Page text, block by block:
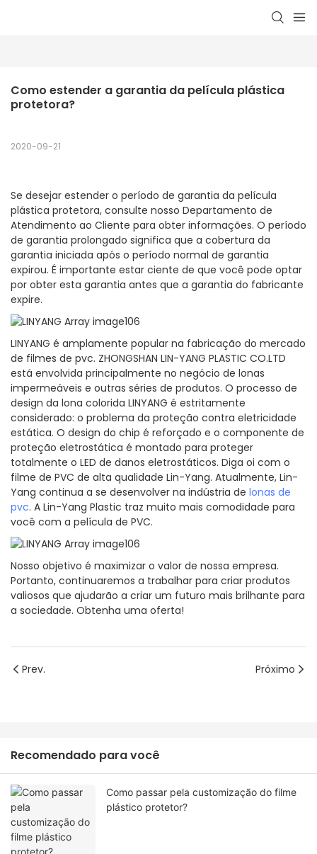
Como estender a garantia da película plástica
protetora?
2020-09-21
Se desejar estender o período de garantia da película
plástica protetora, consulte nosso Departamento de
Atendimento ao Cliente para obter informações. O período
de garantia prolongado significa que a cobertura da
garantia iniciada após o período normal de garantia
expirou. É importante estar ciente de que você pode optar
por obter esta garantia antes que a garantia do fabricante
expire.
LINYANG é amplamente popular na fabricação do mercado
de filmes de pvc. ZHONGSHAN LIN-YANG PLASTIC CO.LTD
está envolvida principalmente no negócio de lonas
impermeáveis ​​e outras séries de produtos. O processo de
design da lona colorida LINYANG é estritamente
considerado: o problema da proteção contra eletricidade
estática. O design do chip é reforçado e o componente de
proteção eletrostática é montado para proteger
totalmente o LED de danos eletrostáticos. Diga oi com o
filme de PVC de alta qualidade Lin-Yang. Atualmente, Lin-
Yang continua a se desenvolver na indústria de lonas de
pvc. A Lin-Yang Plastic traz muito mais comodidade para
você com a película de PVC.
Nosso objetivo é maximizar o valor de nossa empresa.
Portanto, continuaremos a trabalhar para criar produtos
valiosos que ajudarão a criar um futuro mais brilhante para
a sociedade. Obtenha uma oferta!
Prev. Próximo
Recomendado para você
Como passar pela customização do filme
plástico protetor?